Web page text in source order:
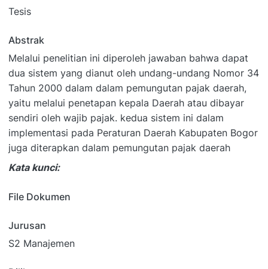
Tesis
Abstrak
Melalui penelitian ini diperoleh jawaban bahwa dapat
dua sistem yang dianut oleh undang-undang Nomor 34
Tahun 2000 dalam dalam pemungutan pajak daerah,
yaitu melalui penetapan kepala Daerah atau dibayar
sendiri oleh wajib pajak. kedua sistem ini dalam
implementasi pada Peraturan Daerah Kabupaten Bogor
juga diterapkan dalam pemungutan pajak daerah
Kata kunci:
File Dokumen
Jurusan
S2 Manajemen